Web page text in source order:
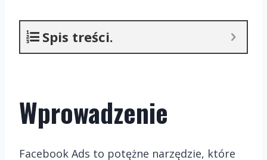
Spis treści.
Wprowadzenie
Facebook Ads to potężne narzędzie, które